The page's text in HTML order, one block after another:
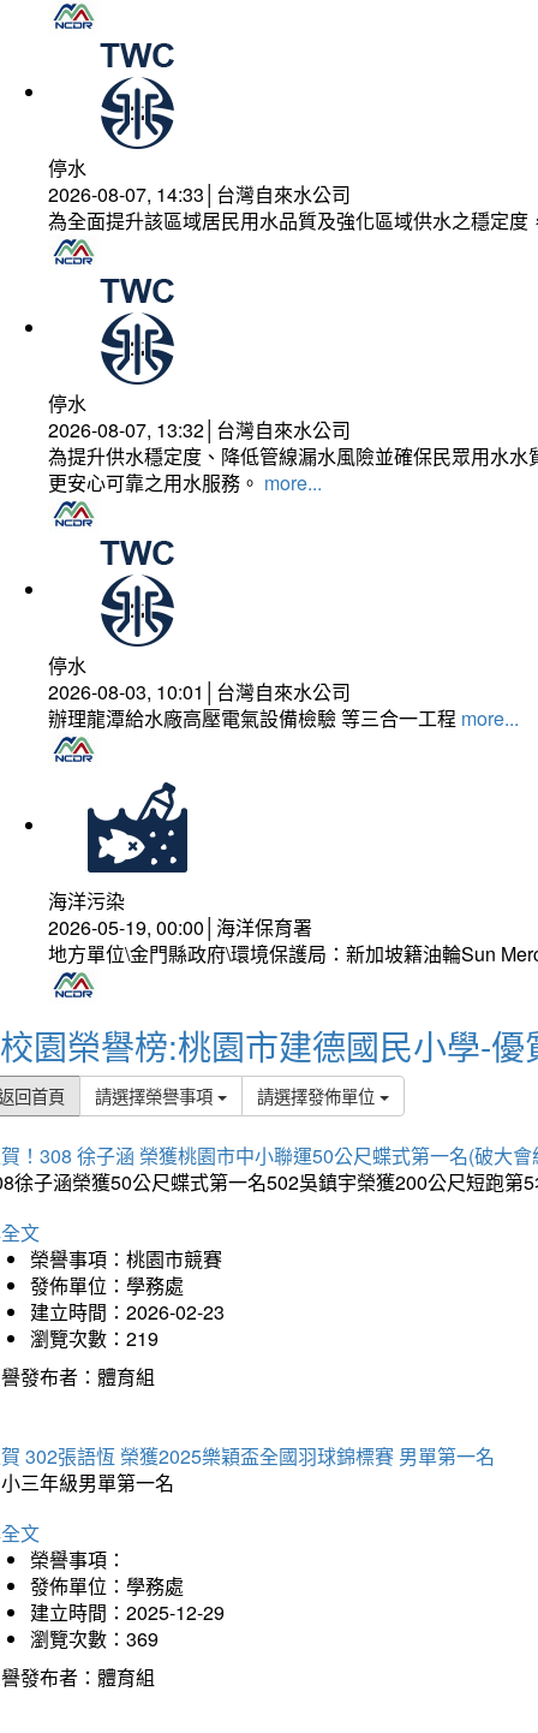
停水
2026-08-07, 14:33│台灣自來水公司
為全面提升該區域居民用水品質及強化區域供水之穩定
停水
2026-08-07, 13:32│台灣自來水公司
為提升供水穩定度、降低管線漏水風險並確保民眾用水
更安心可靠之用水服務。 more...
停水
2026-08-03, 10:01│台灣自來水公司
辦理龍潭給水廠高壓電氣設備檢驗 等三合一工程 more...
海洋污染
2026-05-19, 00:00│海洋保育署
地方單位\金門縣政府\環境保護局：新加坡籍油輪Sun
校園榮譽榜:桃園市建德國民小學-優
回首頁 請選擇榮譽事項 請選擇發佈單位
！308 徐子涵 榮獲桃園市中小聯運50公尺蝶式第一名(破大會
徐子涵榮獲50公尺蝶式第一名502吳鎮宇榮獲200公尺短跑
文
榮譽事項：桃園市競賽
發佈單位：學務處
建立時間：2026-02-23
瀏覽次數：219
發布者：體育組
302張語恆 榮獲2025樂穎盃全國羽球錦標賽 男單第一名
三年級男單第一名
文
榮譽事項：
發佈單位：學務處
建立時間：2025-12-29
瀏覽次數：369
發布者：體育組